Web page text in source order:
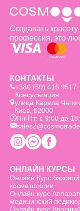
Создавать
профессия, это
КОНТАКТЫ
+380 (50) 416 9517
Консультация
улица Карела
Киев, 02000
Пн-Пт: с 9:00 до
ОНЛАЙН КУРСЫ
Онлайн Курс базовой
косметологии
Онлайн курс
медицинский
Онлайн курс Вросший